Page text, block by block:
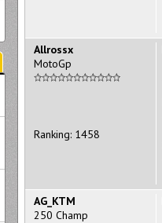
Allrossx
MotoGp
Ranking: 1458
AG_KTM
250 Champ